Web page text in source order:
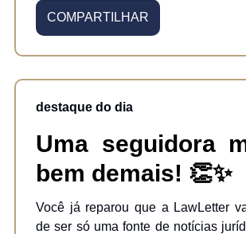
COMPARTILHAR
destaque do dia
Uma seguidora
bem demais! 👏✨
Você já reparou que a LawLetter
de ser só uma fonte de notícias